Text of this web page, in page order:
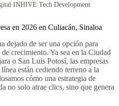
INHIVE Tech Development
en 2026 en Culiacán, Sinaloa
dejado de ser una opción para
crecimiento. Ya sea en la Ciudad
o San Luis Potosí, las empresas
están cediendo terreno a la
cómo una estrategia de
no solo atrae clics, sino que genera